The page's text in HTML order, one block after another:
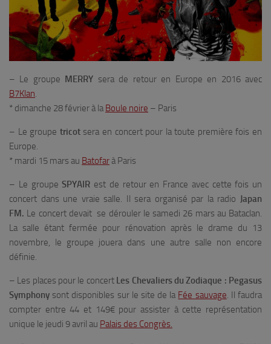
– Le groupe MERRY sera de retour en Europe en 2016 avec
B7Klan.
* dimanche 28 février à la Boule noire – Paris
– Le groupe tricotsera en concert pour la toute première fois en
Europe.
* mardi 15 mars au Batofarà Paris
– Le groupeSPYAIR est de retour en France avec cette fois un
concert dans une vraie salle. Il sera organisé par la radio Japan
FM. Le concert devait se dérouler le samedi 26 mars au Bataclan.
La salle étant fermée pour rénovation après le drame du 13
novembre, le groupe jouera dans une autre salle non encore
définie.
– Les places pour le concert Les Chevaliers du Zodiaque : Pegasus
Symphony sont disponibles sur le site de la Fée sauvage. Il faudra
compter entre 44 et 149€ pour assister à cette représentation
unique le jeudi 9 avril au Palais des Congrès.